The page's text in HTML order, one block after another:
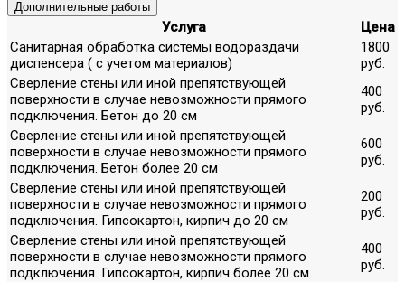
Дополнительные работы
Услуга
Цена
Санитарная обработка системы водораздачи
диспенсера ( с учетом материалов)
1800
руб.
Сверление стены или иной препятствующей
поверхности в случае невозможности прямого
подключения. Бетон до 20 см
400
руб.
Сверление стены или иной препятствующей
поверхности в случае невозможности прямого
подключения. Бетон более 20 см
600
руб.
Сверление стены или иной препятствующей
поверхности в случае невозможности прямого
подключения. Гипсокартон, кирпич до 20 см
200
руб.
Сверление стены или иной препятствующей
поверхности в случае невозможности прямого
подключения. Гипсокартон, кирпич более 20 см
400
руб.